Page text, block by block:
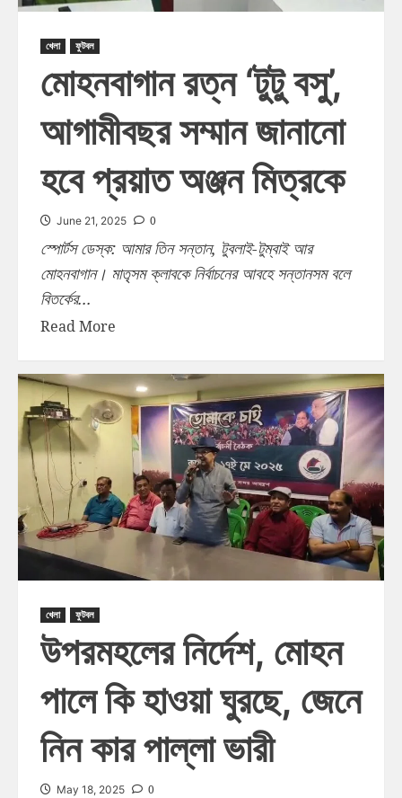
খেলা ফুটবল
মোহনবাগান রত্ন ‘টুটু বসু’,
আগামীবছর সম্মান জানানো
হবে প্রয়াত অঞ্জন মিত্রকে
June 21, 2025 0
স্পোর্টস ডেস্ক: আমার তিন সন্তান, টুবলাই-টুম্বাই আর
মোহনবাগান। মাতৃসম ক্লাবকে নির্বাচনের আবহে সন্তানসম বলে
বিতর্কের...
Read More
খেলা ফুটবল
উপরমহলের নির্দেশ, মোহন
পালে কি হাওয়া ঘুরছে, জেনে
নিন কার পাল্লা ভারী
May 18, 2025 0